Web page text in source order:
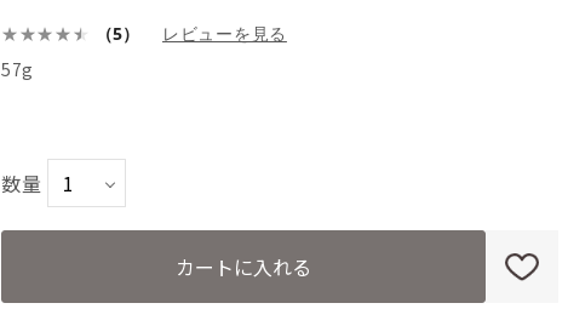
数量
（5） レビューを見る
57g
カートに入れる